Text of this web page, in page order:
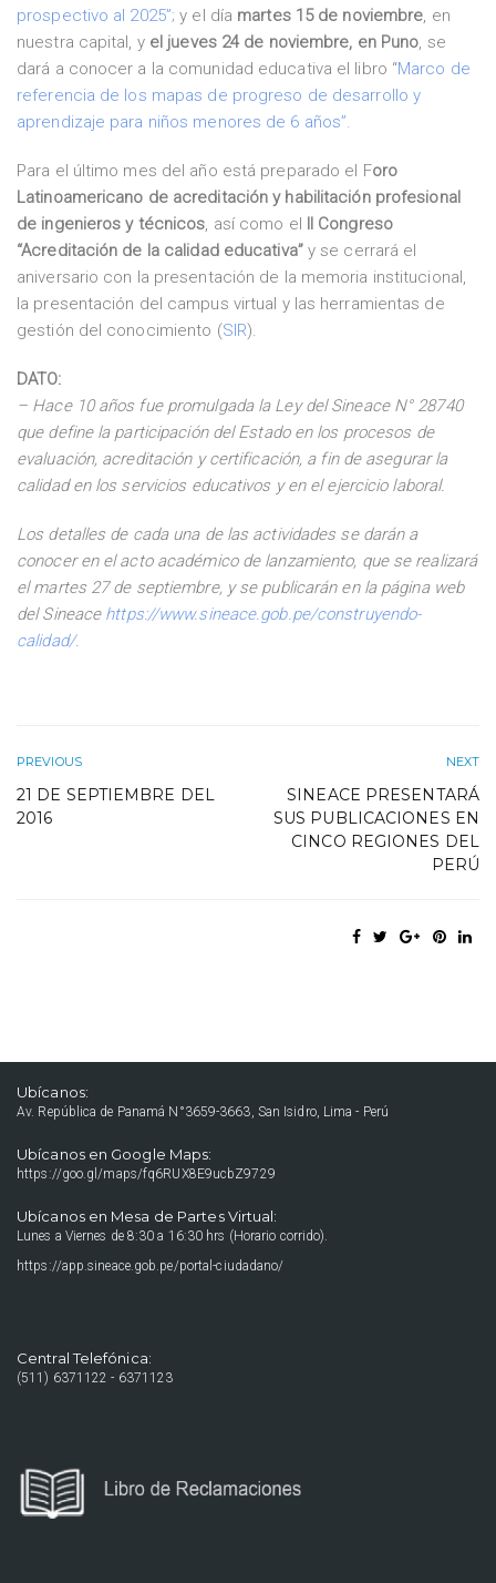
prospectivo al 2025”;y el día martes 15 de noviembre, en
nuestra capital, yel jueves 24 de noviembre, en Puno, se
dará a conocer a la comunidad educativa el libro “Marco de
referencia de los mapas de progreso de desarrollo y
aprendizaje para niños menores de 6 años”.
Para el último mes del año está preparado el Foro
Latinoamericano de acreditación y habilitación profesional
de ingenieros y técnicos, así como el II Congreso
“Acreditación de la calidad educativa”y se cerrará el
aniversario con la presentación de la memoria institucional,
la presentación del campus virtual y las herramientas de
gestión del conocimiento (SIR).
DATO:
– Hace 10 años fue promulgada la Ley del Sineace N° 28740
que define la participación del Estado en los procesos de
evaluación, acreditación y certificación, a fin de asegurar la
calidad en los servicios educativos y en el ejercicio laboral.
Los detalles de cada una de las actividades se darán a
conocer en el acto académico de lanzamiento, que se realizará
el martes 27 de septiembre, y se publicarán en la página web
del Sineace https://www.sineace.gob.pe/construyendo-
calidad/.
PREVIOUS
21 DE SEPTIEMBRE DEL
2016
NEXT
SINEACE PRESENTARÁ
SUS PUBLICACIONES EN
CINCO REGIONES DEL
PERÚ
Ubícanos:
Av. República de Panamá N°3659-3663, San Isidro, Lima - Perú
Ubícanos en Google Maps:
https://goo.gl/maps/fq6RUX8E9ucbZ9729
Ubícanos en Mesa de Partes Virtual:
Lunes a Viernes de 8:30 a 16:30 hrs (Horario corrido).
https://app.sineace.gob.pe/portal-ciudadano/
Central Telefónica:
(511) 6371122 - 6371123